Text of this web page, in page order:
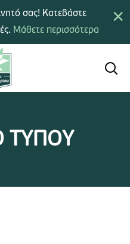
ΤΥΠΟΥ
×
σας! Κατεβάστε
Μάθετε περισσότερα